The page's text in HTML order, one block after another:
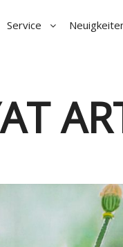
Service